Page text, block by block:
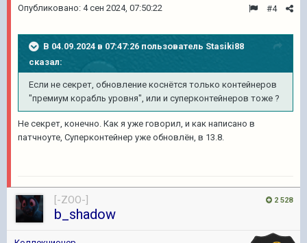
#4
Опубликовано: 4 сен 2024, 07:50:22
В 04.09.2024 в 07:47:26 пользователь Stasiki88
сказал:
Если не секрет, обновление коснётся только контейнеров
"премиум корабль уровня", или и суперконтейнеров тоже ?
Не секрет, конечно. Как я уже говорил, и как написано в
патчноуте, Суперконтейнер уже обновлён, в 13.8.
2 528
[-ZOO-]
b_shadow